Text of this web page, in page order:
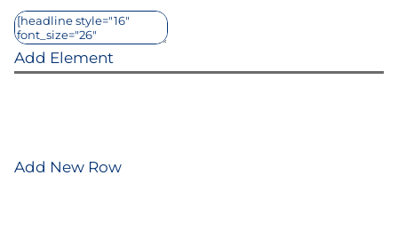
Add Element
Add New Row